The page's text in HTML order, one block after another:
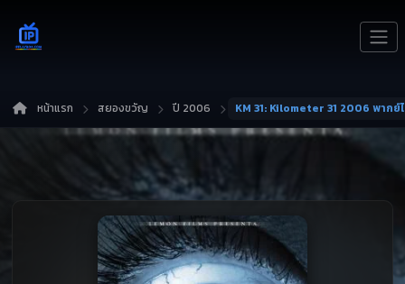
หน้าแรก สยองขวัญ ปี 2006 KM 31: Kilometer 31 2006 พาก